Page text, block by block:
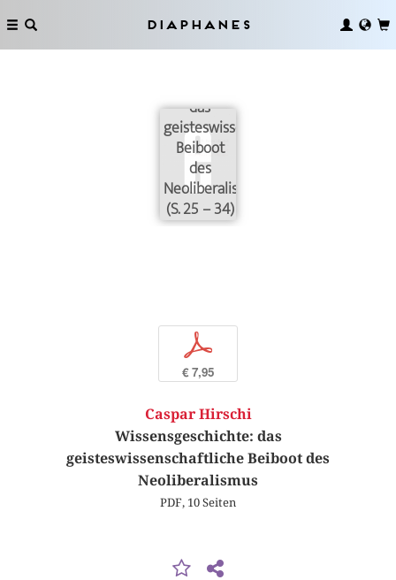
Diaphanes
das
geisteswissenschaftliche
Beiboot
des
Neoliberalismus
(S. 25 – 34)
p
€ 7,95
Caspar Hirschi
Wissensgeschichte: das
geisteswissenschaftliche Beiboot des
Neoliberalismus
PDF, 10 Seiten